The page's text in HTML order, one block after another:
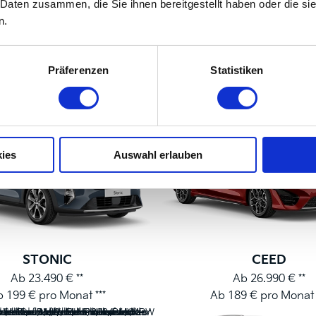
zusammen, die Sie ihnen bereitgestellt haben oder die
Präferenzen Statistiken
Auswahl erlauben
Modelle in der
Verbrenner Elektro
STONIC
Ab 23.490 € **
199 € pro Monat ***
CEED
Ab 26.990 € **
Ab 189 € pro Monat